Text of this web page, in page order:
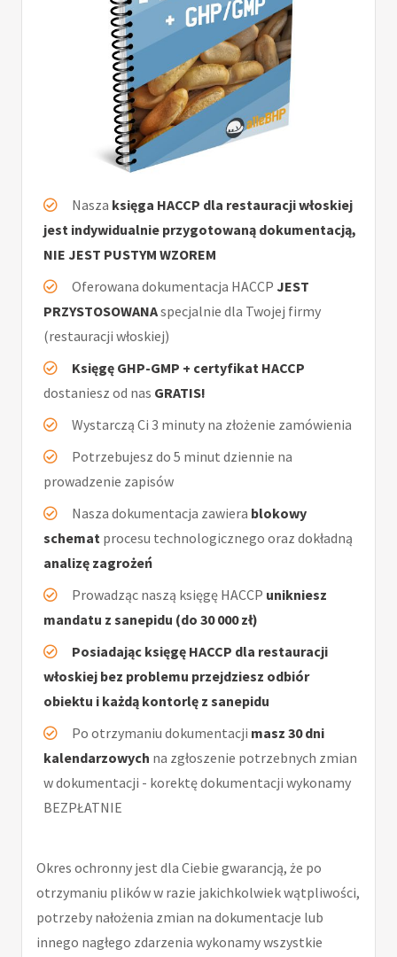
Nasza księga HACCP dla restauracji włoskiej
jest indywidualnie przygotowaną dokumentacją,
NIE JEST PUSTYM WZOREM
Oferowana dokumentacja HACCP JEST
PRZYSTOSOWANAspecjalnie dla Twojej firmy
(restauracji włoskiej)
Księgę GHP-GMP + certyfikat HACCP
dostaniesz od nas GRATIS!
Wystarczą Ci 3 minuty na złożenie zamówienia
Potrzebujesz do 5 minut dziennie na
prowadzenie zapisów
Nasza dokumentacja zawiera blokowy
schemat procesu technologicznego oraz dokładną
analizę zagrożeń
Prowadząc naszą księgę HACCP unikniesz
mandatu z sanepidu (do 30 000 zł)
Posiadając księgę HACCP dla restauracji
włoskiej bez problemu przejdziesz odbiór
obiektu i każdą kontorlę z sanepidu
Po otrzymaniu dokumentacji masz 30 dni
kalendarzowych na zgłoszenie potrzebnych zmian
w dokumentacji - korektę dokumentacji wykonamy
BEZPŁATNIE
Okres ochronny jest dla Ciebie gwarancją, że po
otrzymaniu plików w razie jakichkolwiek wątpliwości,
potrzeby nałożenia zmian na dokumentacje lub
innego nagłego zdarzenia wykonamy wszystkie